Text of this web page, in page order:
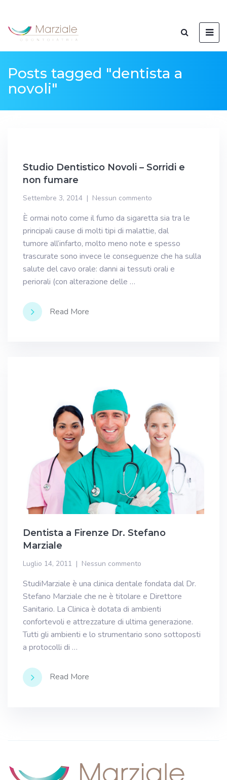
Posts tagged "dentista a
novoli"
Studio Dentistico Novoli – Sorridi e
non fumare
Settembre 3, 2014 Nessun commento
È ormai noto come il fumo da sigaretta sia tra le
principali cause di molti tipi di malattie, dal
tumore all’infarto, molto meno note e spesso
trascurate sono invece le conseguenze che ha sulla
salute del cavo orale: danni ai tessuti orali e
periorali (con alterazione delle …
Read More
Dentista a Firenze Dr. Stefano
Marziale
Luglio 14, 2011 Nessun commento
StudiMarziale è una clinica dentale fondata dal Dr.
Stefano Marziale che ne è titolare e Direttore
Sanitario. La Clinica è dotata di ambienti
confortevoli e attrezzature di ultima generazione.
Tutti gli ambienti e lo strumentario sono sottoposti
a protocolli di …
Read More